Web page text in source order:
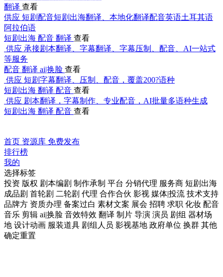
翻译 查看
供应 短剧配音短剧出海翻译、本地化翻译配音英语土耳其语
阿拉伯语
短剧出海 配音 翻译 查看
供应 承接剧本翻译、字幕翻译、字幕压制、配音、AI一站式
等服务
配音 翻译 ai|换脸 查看
供应 短剧字幕翻译、压制、配音，覆盖200?语种
短剧出海 翻译 配音 查看
供应 剧本翻译，字幕制作、专业配音，AI批量多语种生成
短剧出海 翻译 配音 查看
首页 资源库 免费发布
排行榜
我的
选择标签
投资 版权 剧本编剧 制作承制 平台 分销代理 服务商 短剧出海
成品剧 首轮剧 二轮剧 代理 合作合伙 影视 媒体|投流 技术支持
品牌方 资质办理 备案过白 素材文案 展会 招聘 求职 化妆 配音
音乐 剪辑 ai|换脸 音效特效 翻译 制片 导演 演员 剧组 器材场
地 设计动画 服装道具 剧组人员 影视基地 政府单位 换群 其他
确定重置